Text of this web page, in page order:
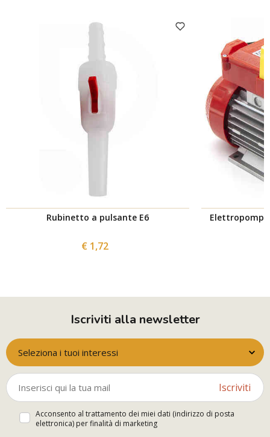
Rubinetto a pulsante E6
€ 1,72
Elettropompa
Iscriviti alla newsletter
Seleziona i tuoi interessi
Iscriviti
Acconsento al trattamento dei miei dati (indirizzo di posta
elettronica) per finalità di marketing